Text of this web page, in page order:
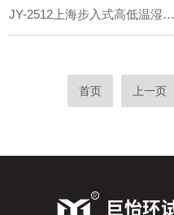
JY-2512上海步入式高低温湿热实验室厂家
首页 上一页